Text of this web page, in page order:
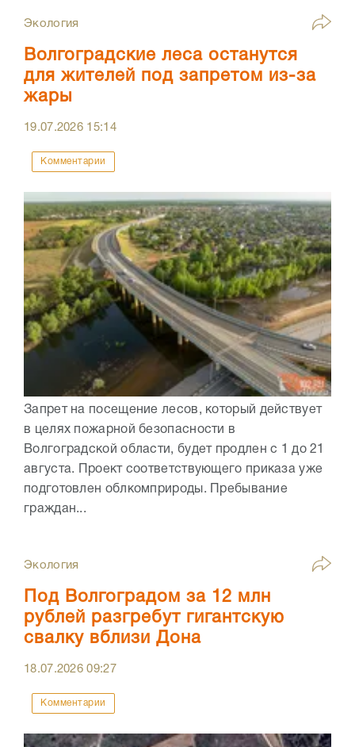
Экология
Волгоградские леса останутся
для жителей под запретом из-за
жары
19.07.2026 15:14
Комментарии
Запрет на посещение лесов, который действует
в целях пожарной безопасности в
Волгоградской области, будет продлен с 1 до 21
августа. Проект соответствующего приказа уже
подготовлен облкомприроды. Пребывание
граждан...
Экология
Под Волгоградом за 12 млн
рублей разгребут гигантскую
свалку вблизи Дона
18.07.202609:27
Комментарии